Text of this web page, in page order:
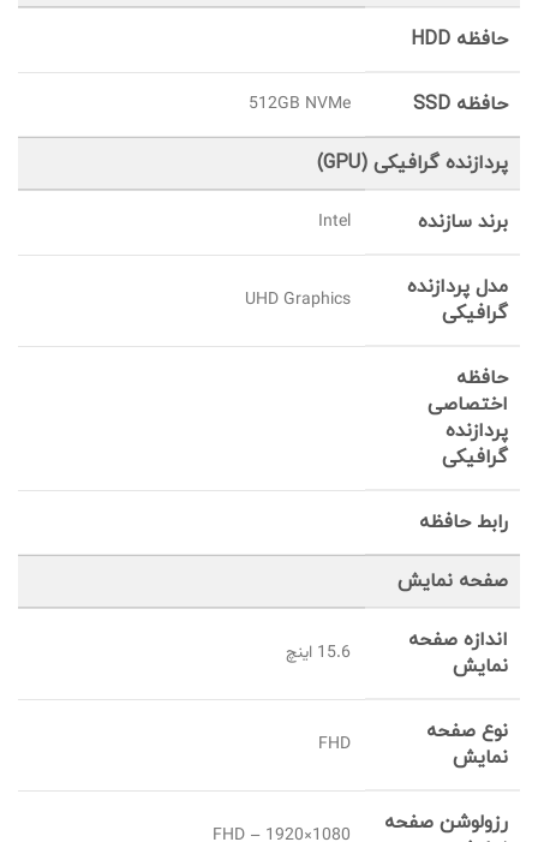
حافظه HDD
حافظه SSD 512GB NVMe
پردازنده گرافیکی (GPU)
برند سازنده Intel
مدل پردازنده
گرافیکی
UHD Graphics
حافظه
اختصاصی
پردازنده
گرافیکی
رابط حافظه
صفحه نمایش
اندازه صفحه
نمایش
15.6 اینچ
نوع صفحه
نمایش
FHD
رزولوشن صفحه
FHD – 1920×1080